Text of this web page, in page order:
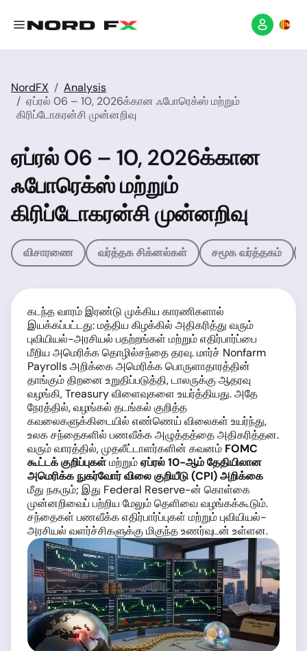
NordFX
Analysis
ஏப்ரல் 06 – 10, 2026க்கான ஃபோரெக்ஸ் மற்றும்
கிரிப்டோகரன்சி முன்னறிவு
ஏப்ரல் 06 – 10, 2026க்கான
ஃபோரெக்ஸ் மற்றும்
கிரிப்டோகரன்சி முன்னறிவு
விசாரணை வர்த்தக சிக்னல்கள் சமூக வர்த்தகம்
கடந்த வாரம் இரண்டு முக்கிய காரணிகளால்
இயக்கப்பட்டது: மத்திய கிழக்கில் அதிகரித்து வரும்
புவியியல்-அரசியல் பதற்றங்கள் மற்றும் எதிர்பார்ப்பை
மீறிய அமெரிக்க தொழில்சந்தை தரவு. மார்ச் Nonfarm
Payrolls அறிக்கை அமெரிக்க பொருளாதாரத்தின்
தாங்கும் திறனை உறுதிப்படுத்தி, டாலருக்கு ஆதரவு
வழங்கி, Treasury விளைவுகளை உயர்த்தியது. அதே
நேரத்தில், வழங்கல் தடங்கல் குறித்த
கவலைகளுக்கிடையில் எண்ணெய் விலைகள் உயர்ந்து,
உலக சந்தைகளில் பணவீக்க அழுத்தத்தை அதிகரித்தன.
வரும் வாரத்தில், முதலீட்டாளர்களின் கவனம் FOMC
கூட்டக் குறிப்புகள்மற்றும்ஏப்ரல் 10-ஆம் தேதியிலான
அமெரிக்க நுகர்வோர் விலை குறியீடு (CPI) அறிக்கை
மீது நகரும்; இது Federal Reserve-ன் கொள்கை
முன்னறிவைப் பற்றிய மேலும் தெளிவை வழங்கக்கூடும்.
சந்தைகள் பணவீக்க எதிர்பார்ப்புகள் மற்றும் புவியியல்-
அரசியல் வளர்ச்சிகளுக்கு மிகுந்த உணர்வுடன் உள்ளன.